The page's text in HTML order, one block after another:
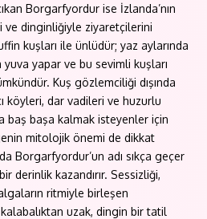
Borgarfyordur ise İzlanda’nın
ve dinginliğiyle ziyaretçilerini
kuşları ile ünlüdür; yaz aylarında
yapar ve bu sevimli kuşları
Kuş gözlemciliği dışında
köyleri, dar vadileri ve huzurlu
baş başa kalmak isteyenler için
mitolojik önemi de dikkat
Borgarfyordur’un adı sıkça geçer
derinlik kazandırır. Sessizliği,
ritmiyle birleşen
uzak, dingin bir tatil